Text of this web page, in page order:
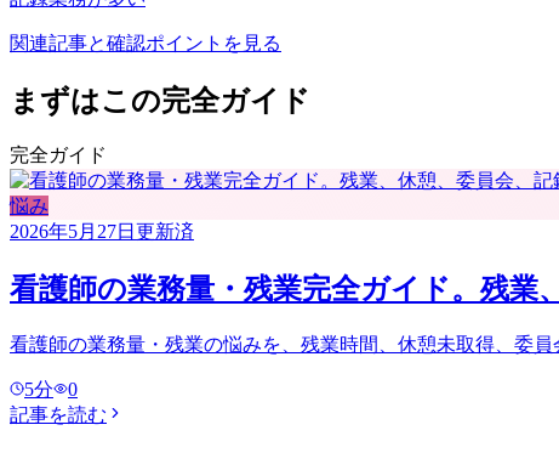
関連記事と確認ポイントを見る
まずはこの完全ガイド
完全ガイド
悩み
2026年5月27日 更新済
看護師の業務量・残業完全ガイド。残業
看護師の業務量・残業の悩みを、残業時間、休憩未取得、委
5分
0
記事を読む